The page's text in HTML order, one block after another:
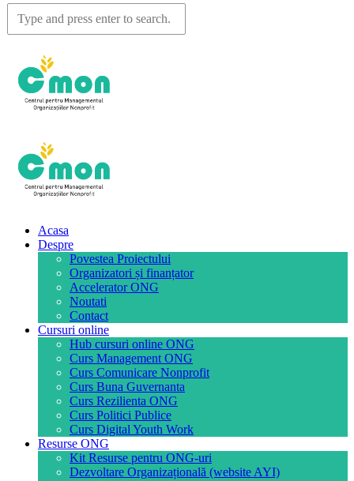
Acasa
Despre
Povestea Proiectului
Organizatori și finanțator
Accelerator ONG
Noutati
Contact
Cursuri online
Hub cursuri online ONG
Curs Management ONG
Curs Comunicare Nonprofit
Curs Buna Guvernanta
Curs Rezilienta ONG
Curs Politici Publice
Curs Digital Youth Work
Resurse ONG
Kit Resurse pentru ONG-uri
Dezvoltare Organizațională (website AYI)